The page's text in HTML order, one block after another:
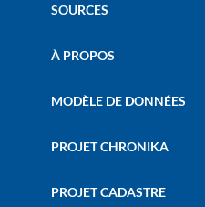
SOURCES
À PROPOS
MODÈLE DE DONNÉES
PROJET CHRONIKA
PROJET CADASTRE